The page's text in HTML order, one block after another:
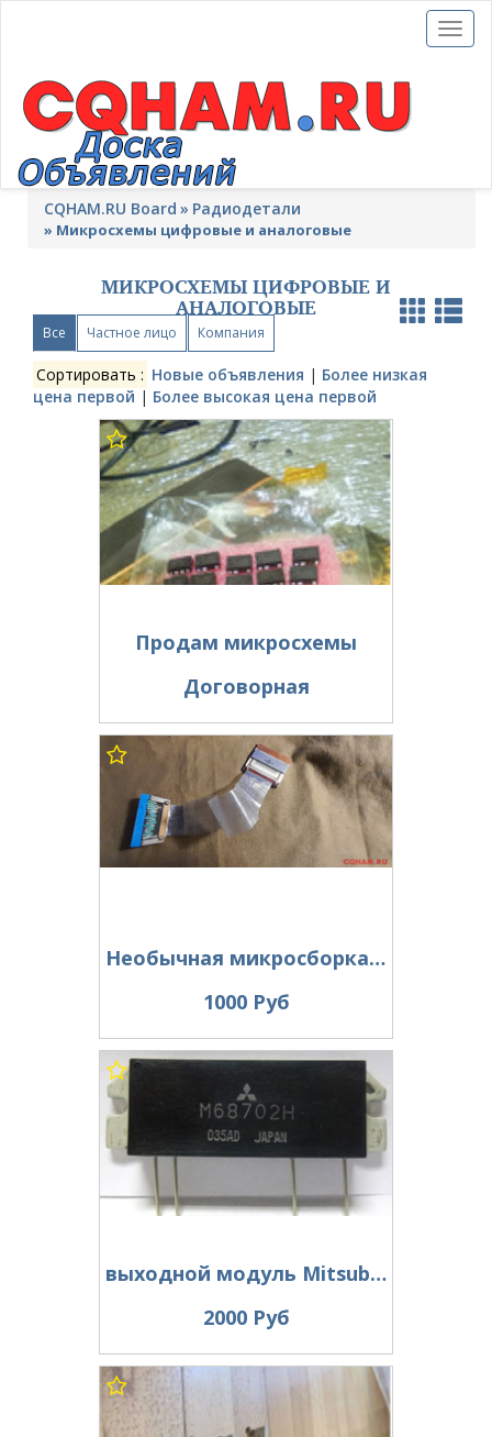
Toggle
CQHAM.RU Board Радиодетали
» Микросхемы цифровые и аналоговые
МИКРОСХЕМЫ ЦИФРОВЫЕ И
АНАЛОГОВЫЕ
Все Частное лицо Компания
Сортировать : Новые объявления | Более низкая
цена первой | Более высокая цена первой
Продам микросхемы
Договорная
Необычная микросборка.. М0110нф1-м1
1000 Руб
выходной модуль Mitsubishi M68702
2000 Руб